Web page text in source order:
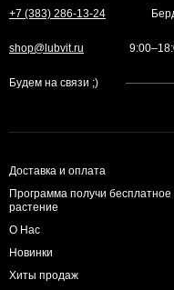
+7 (383) 286-13-24
shop@lubvit.ru
Будем на связи ;)
Доставка и оплата
Программа получи бесплатное
растение
О Нас
Новинки
Хиты продаж